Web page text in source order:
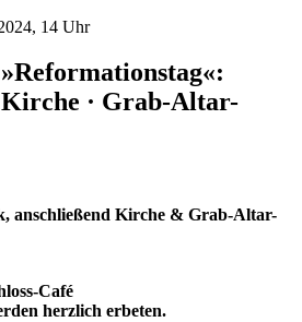
14 Uhr
Kirche · Grab-Altar-
anschließend Kirche & Grab-Altar-
Café
herzlich erbeten.